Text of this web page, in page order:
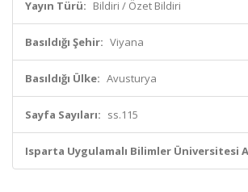
Yayın Türü: Bildiri / Özet Bildiri
Basıldığı Şehir: Viyana
Basıldığı Ülke: Avusturya
Sayfa Sayıları: ss.115
Isparta Uygulamalı Bilimler Üniversitesi